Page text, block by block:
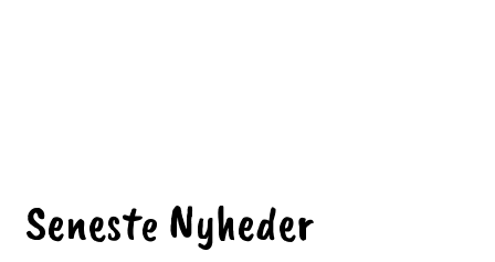
Seneste Nyheder